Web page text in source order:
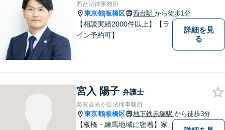
西台法律事務所
東京都|板橋区 西台駅 から徒歩1分
【相談実績2000件以上】【ラ
イン予約可】
詳細を見
る
宮入 陽子 弁護士
楽友会光が丘法律事務所
東京都|板橋区 地下鉄赤塚駅 から徒歩3分
【板橋・練馬地域に密着】家